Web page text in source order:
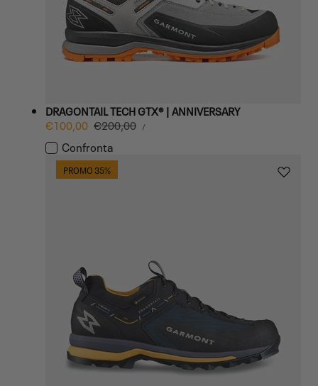
DRAGONTAIL TECH GTX® | ANNIVERSARY
Prezzo
di
vendita
€100,00 Prezzo
€200,00
PREZZO
UNITARIO
/PER
Confronta
PROMO 35%